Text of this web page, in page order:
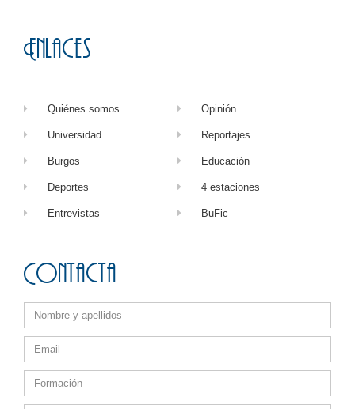
Enlaces
Quiénes somos
Universidad
Burgos
Deportes
Entrevistas
Opinión
Reportajes
Educación
4 estaciones
BuFic
Contacta